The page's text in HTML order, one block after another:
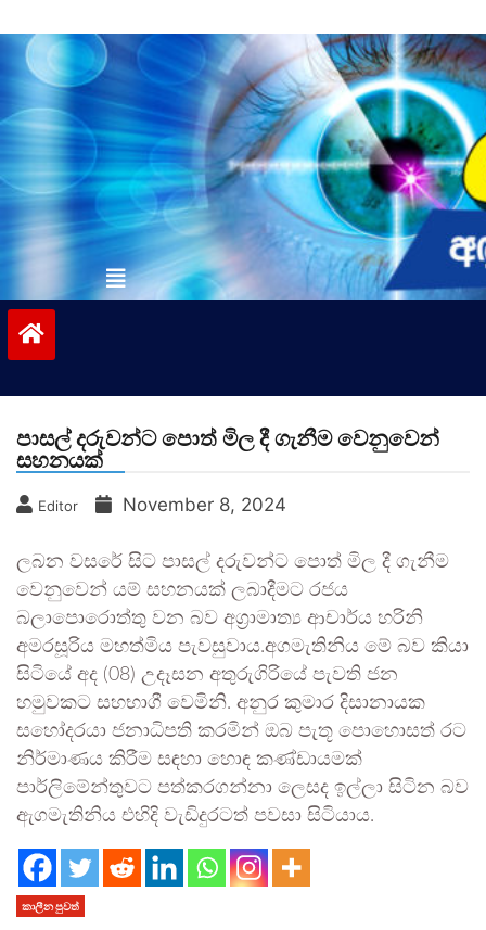
to
contentvinivida.lk
පාසල් දරුවන්ට පොත් මිල දී ගැනීම වෙනුවෙන්
සහනයක්
Editor November 8, 2024
ලබන වසරේ සිට පාසල් දරුවන්ට පොත් මිල දී ගැනීම
වෙනුවෙන් යම් සහනයක් ලබාදීමට රජය
බලාපොරොත්තු වන බව අග්‍රාමාත්‍ය ආචාර්ය හරිනි
අමරසූරිය මහත්මිය පැවසුවාය.අගමැතිනිය මේ බව කියා
සිටියේ අද (08) උදෑසන අතුරුගිරියේ පැවති ජන
හමුවකට සහභාගී වෙමිනි. අනුර කුමාර දිසානායක
සහෝදරයා ජනාධිපති කරමින් ඔබ පැතූ පොහොසත් රට
නිර්මාණය කිරීම සඳහා හොඳ කණ්ඩායමක්
පාර්ලිමේන්තුවට පත්කරගන්නා ලෙසද ඉල්ලා සිටින බව
ඇගමැතිනිය එහිදි වැඩිදුරටත් පවසා සිටියාය.
කාලීන පුවත්